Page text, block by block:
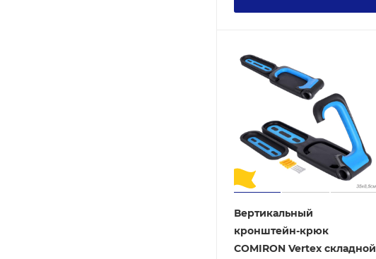
Вертикальный
кронштейн-крюк
COMIRON Vertex складной